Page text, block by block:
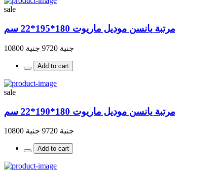
sale
مرتبة يانسن موديل ماريوت 180*195*22 سم
جنية 9720 جنية 10800
Add to cart
sale
مرتبة يانسن موديل ماريوت 180*190*22 سم
جنية 9720 جنية 10800
Add to cart